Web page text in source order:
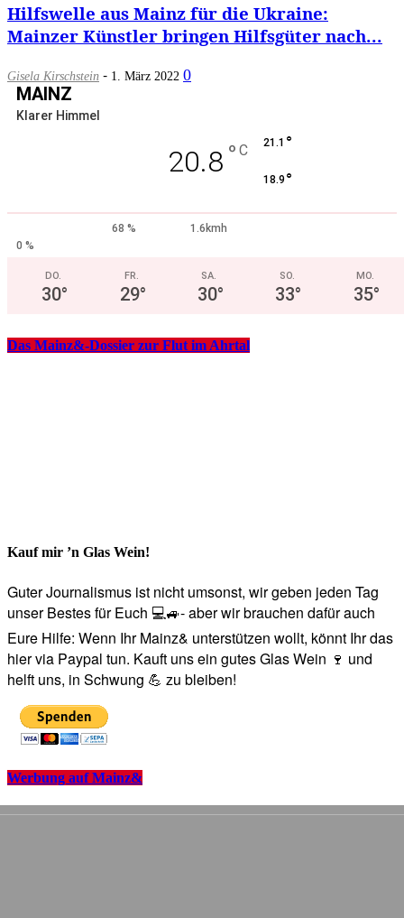
Hilfswelle aus Mainz für die Ukraine:
Mainzer Künstler bringen Hilfsgüter nach...
Gisela Kirschstein - 1. März 2022 0
MAINZ
Klarer Himmel
20.8 ° C 21.1 °
18.9 °
68 %
1.6kmh
0 %
DO.
30°
FR.
29°
SA.
30°
SO.
33°
MO.
35°
Das Mainz&-Dossier zur Flut im Ahrtal
Kauf mir ’n Glas Wein!
Guter Journalismus ist nicht umsonst, wir geben jeden Tag
unser Bestes für Euch 💻🚙- aber wir brauchen dafür auch
Eure Hilfe: Wenn Ihr Mainz& unterstützen wollt, könnt Ihr das
hier via Paypal tun. Kauft uns ein gutes Glas Wein 🍷 und
helft uns, in Schwung 💪 zu bleiben!
Werbung auf Mainz&